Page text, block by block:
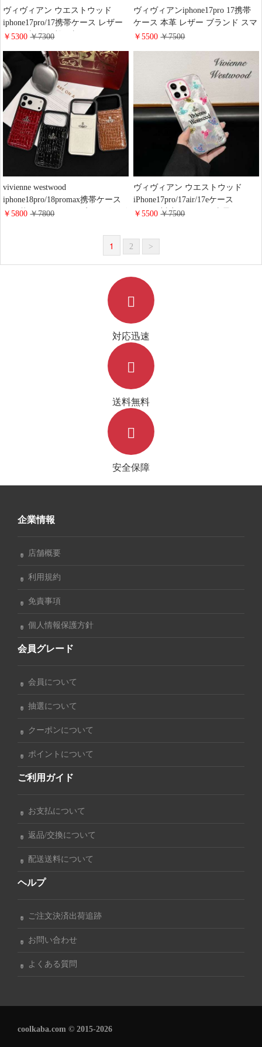
ヴィヴィアン ウエストウッド
iphone17pro/17携帯ケース レザー
カード収納 衝撃吸収 vivienne
ース メタルロゴ モザイク ブラン
ド スマホケース ペア
iphone15pro/14ケース 人気おしゃ
￥5300￥7300
ヴィヴィアンiphone17pro 17携帯
ケース 本革 レザー ブランド スマ
ホケース 男女ペア
耐衝撃 vivienne westwood アイフォ
ーン15pro/14/13ケース 海外 セレ
￥5500￥7500
vivienne westwood
iphone18pro/18promax携帯ケース
ワニ革 レザー カード 入れ ヴィヴ
iphone17/17pro/airケース 背面 カー
ド収納 クロコダイル スマホケー
￥5800￥7800
ヴィヴィアン ウエストウッド
iPhone17pro/17air/17eケース
magsafe対応 カラフル 土星のパタ
保護 耐衝撃 多機種対応 ブランド
￥5500￥7500
1 2 >
対応迅速
送料無料
安全保障
企業情報
店舗概要
利用規約
免責事項
個人情報保護方針
会員グレード
会員について
抽選について
クーポンについて
ポイントについて
ご利用ガイド
お支払について
返品/交換について
配送送料について
ヘルプ
ご注文決済出荷追跡
お問い合わせ
よくある質問
coolkaba.com © 2015-2026